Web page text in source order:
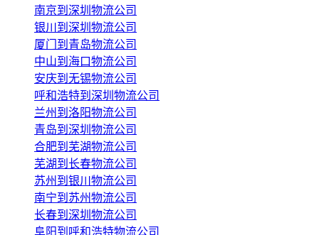
南京到深圳物流公司
银川到深圳物流公司
厦门到青岛物流公司
中山到海口物流公司
安庆到无锡物流公司
呼和浩特到深圳物流公司
兰州到洛阳物流公司
青岛到深圳物流公司
合肥到芜湖物流公司
芜湖到长春物流公司
苏州到银川物流公司
南宁到苏州物流公司
长春到深圳物流公司
阜阳到呼和浩特物流公司